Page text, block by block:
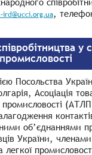
ird@ucci.org.ua,
у
Посольства
Асоціація
промисловості
об’єднаннями
України,
легкої